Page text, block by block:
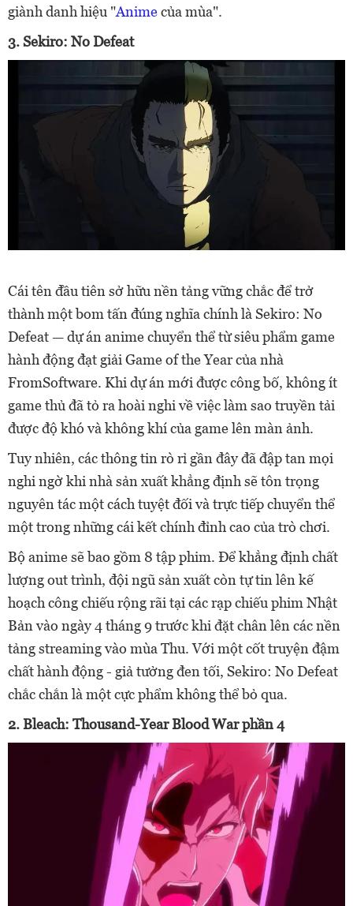
giành danh hiệu "Animecủa mùa".
3. Sekiro: No Defeat
Cái tên đầu tiên sở hữu nền tảng vững chắc để trở
thành một bom tấn đúng nghĩa chính là Sekiro: No
Defeat — dự án anime chuyển thể từ siêu phẩm game
hành động đạt giải Game of the Year của nhà
FromSoftware. Khi dự án mới được công bố, không ít
game thủ đã tỏ ra hoài nghi về việc làm sao truyền tải
được độ khó và không khí của game lên màn ảnh.
Tuy nhiên, các thông tin rò rỉ gần đây đã đập tan mọi
nghi ngờ khi nhà sản xuất khẳng định sẽ tôn trọng
nguyên tác một cách tuyệt đối và trực tiếp chuyển thể
một trong những cái kết chính đỉnh cao của trò chơi.
Bộ anime sẽ bao gồm 8 tập phim. Để khẳng định chất
lượng out trình, đội ngũ sản xuất còn tự tin lên kế
hoạch công chiếu rộng rãi tại các rạp chiếu phim Nhật
Bản vào ngày 4 tháng 9 trước khi đặt chân lên các nền
tảng streaming vào mùa Thu. Với một cốt truyện đậm
chất hành động - giả tưởng đen tối, Sekiro: No Defeat
chắc chắn là một cực phẩm không thể bỏ qua.
2. Bleach: Thousand-Year Blood War phần 4